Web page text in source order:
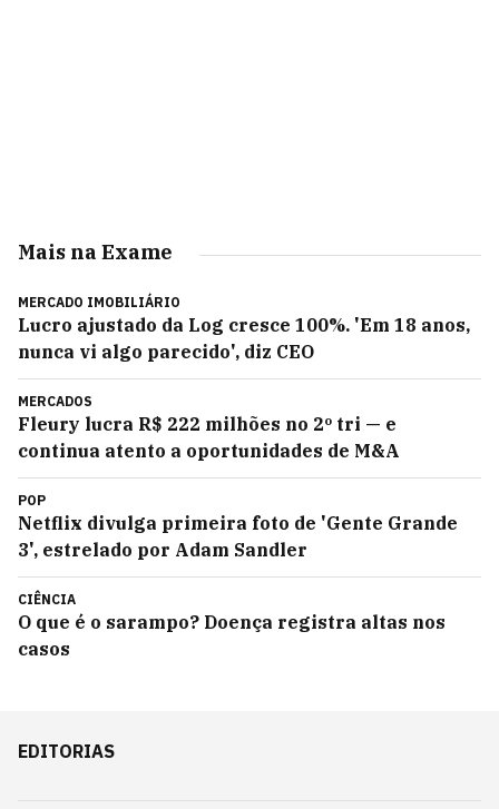
Mais na Exame
MERCADO IMOBILIÁRIO
Lucro ajustado da Log cresce 100%. 'Em 18 anos,
nunca vi algo parecido', diz CEO
MERCADOS
Fleury lucra R$ 222 milhões no 2º tri — e
continua atento a oportunidades de M&A
POP
Netflix divulga primeira foto de 'Gente Grande
3', estrelado por Adam Sandler
CIÊNCIA
O que é o sarampo? Doença registra altas nos
casos
EDITORIAS